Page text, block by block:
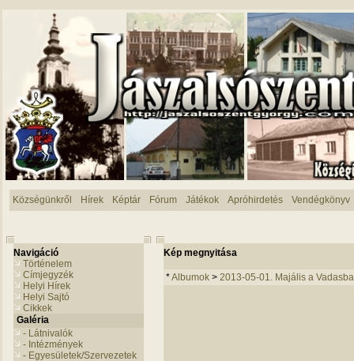
Községünkről Hírek Képtár Fórum Játékok Apróhirdetés Vendégkönyv
Navigáció
Történelem
Címjegyzék
Helyi Hírek
Helyi Sajtó
Cikkek
Galéria
- Látnivalók
- Intézmények
- Egyesületek/Szervezetek
Kép megnyitása
*Albumok > 2013-05-01. Majális a